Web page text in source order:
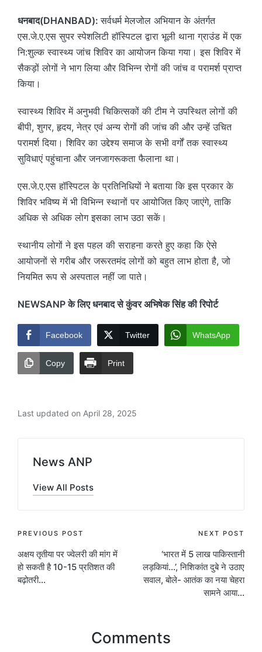
धनबाद(DHANBAD):सर्वधर्म मेलजोल अभियान के अंतर्गत
एस.जे.ए.एस सुपर स्पेशलिटी हॉस्पिटल द्वारा भूली थाना ग्राउंड में एक
नि:शुल्क स्वास्थ्य जांच शिविर का आयोजन किया गया। इस शिविर में
सैकड़ों लोगों ने भाग लिया और विभिन्न रोगों की जांच व परामर्श प्राप्त
किया।
स्वास्थ्य शिविर में अनुभवी चिकित्सकों की टीम ने उपस्थित लोगों की
बीपी, शुगर, हृदय, नेत्र एवं अन्य रोगों की जांच की और उन्हें उचित
परामर्श दिया। शिविर का उद्देश्य समाज के सभी वर्गों तक स्वास्थ्य
सुविधाएं पहुंचाना और जनजागरूकता फैलाना था।
एस.जे.ए.एस हॉस्पिटल के प्रतिनिधियों ने बताया कि इस प्रकार के
शिविर भविष्य में भी विभिन्न स्थानों पर आयोजित किए जाएंगे, ताकि
अधिक से अधिक लोग इसका लाभ उठा सकें।
स्थानीय लोगों ने इस पहल की सराहना करते हुए कहा कि ऐसे
आयोजनों से गरीब और जरूरतमंद लोगों को बहुत लाभ होता है, जो
नियमित रूप से अस्पताल नहीं जा पाते।
NEWSANP के लिए धनबाद से कुंवर अभिषेक सिंह की रिपोर्ट
Facebook Twitter WhatsApp
Copy Print
Last updated on April 28, 2025
News ANP
View All Posts
Post
navigation
PREVIOUS POST
अक्षय तृतीया पर ज्वेलरी की मांग में
हो सकती है 10-15 प्रतिशत की
बढ़ोतरी…
NEXT POST
‘भारत में 5 लाख पाकिस्तानी
लड़कियां…’, निशिकांत दुबे ने उठाए
सवाल, बोले- आतंक का नया चेहरा
सामने आया…
Comments